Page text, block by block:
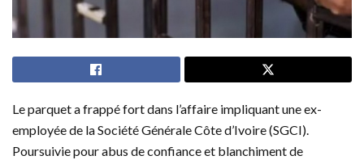
Le parquet a frappé fort dans l’affaire impliquant une ex-
employée de la Société Générale Côte d’Ivoire (SGCI).
Poursuivie pour abus de confiance et blanchiment de